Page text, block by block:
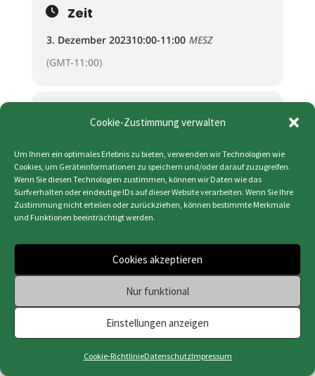
Cookie-Zustimmung verwalten
Um Ihnen ein optimales Erlebnis zu bieten, verwenden wir Technologien wie
Cookies, um Geräteinformationen zu speichern und/oder darauf zuzugreifen.
Wenn Sie diesen Technologien zustimmen, können wir Daten wie das
Surfverhalten oder eindeutige IDs auf dieser Website verarbeiten. Wenn Sie Ihre
Zustimmung nicht erteilen oder zurückziehen, können bestimmte Merkmale
und Funktionen beeinträchtigt werden.
Cookies akzeptieren
Nur funktional
Einstellungen anzeigen
Cookie-RichtlinieDatenschutzImpressum
Zeit
3. Dezember 202310:00-11:00 MESZ
(GMT-11:00)
KALENDER (ICS)
GOOGLE KALENDER
(EU)|Webdesign & Programmierung | HMF-IT
Osnabrück